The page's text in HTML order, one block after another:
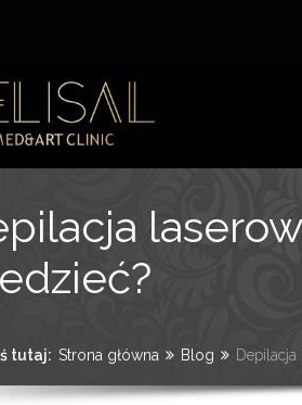
tutaj: Strona główna Blog